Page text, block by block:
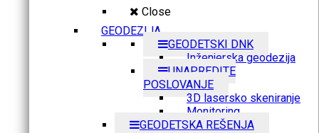
Close
GEODEZIJA
GEODETSKI DNK
Inženjerska geodezija
UNAPREDITE
POSLOVANJE
3D lasersko skeniranje
Monitoring
GEODETSKA REŠENJA